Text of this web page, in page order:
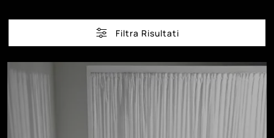
Filtra Risultati